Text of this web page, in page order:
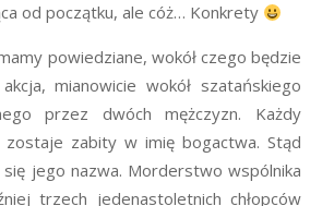
od początku, ale cóż… Konkrety
powiedziane, wokół czego będzie
mianowicie wokół szatańskiego
przez dwóch mężczyzn. Każdy
zostaje zabity w imię bogactwa. Stąd
się jego nazwa. Morderstwo wspólnika
trzech jedenastoletnich chłopców